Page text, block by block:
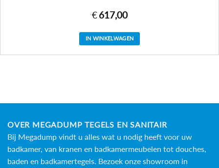
€ 617,00
IN WINKELWAGEN
OVER MEGADUMP TEGELS EN SANITAIR
Bij Megadump vindt u alles wat u nodig heeft voor uw
badkamer, van kranen en badkamermeubelen tot douches,
baden en badkamertegels. Bezoek onze showroom in